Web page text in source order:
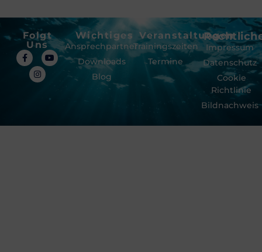
Folgt
Uns
Wichtiges
Ansprechpartner
Downloads
Blog
Veranstaltungen
Trainingszeiten
Termine
Impressum
Datenschutz
Cookie
Richtlinie
Bildnachweis